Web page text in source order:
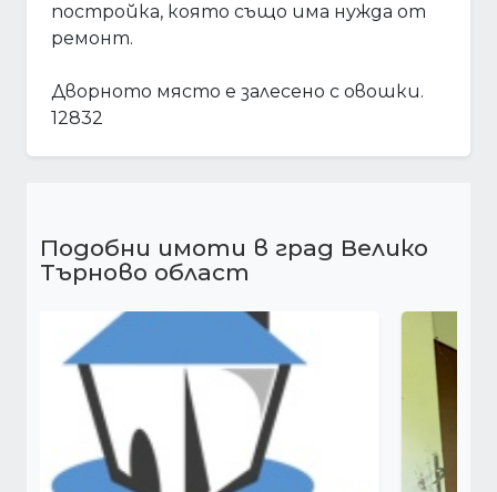
постройка, която също има нужда от
ремонт.
Дворното място е залесено с овошки.
12832
Подобни имоти в град Велико
Търново област